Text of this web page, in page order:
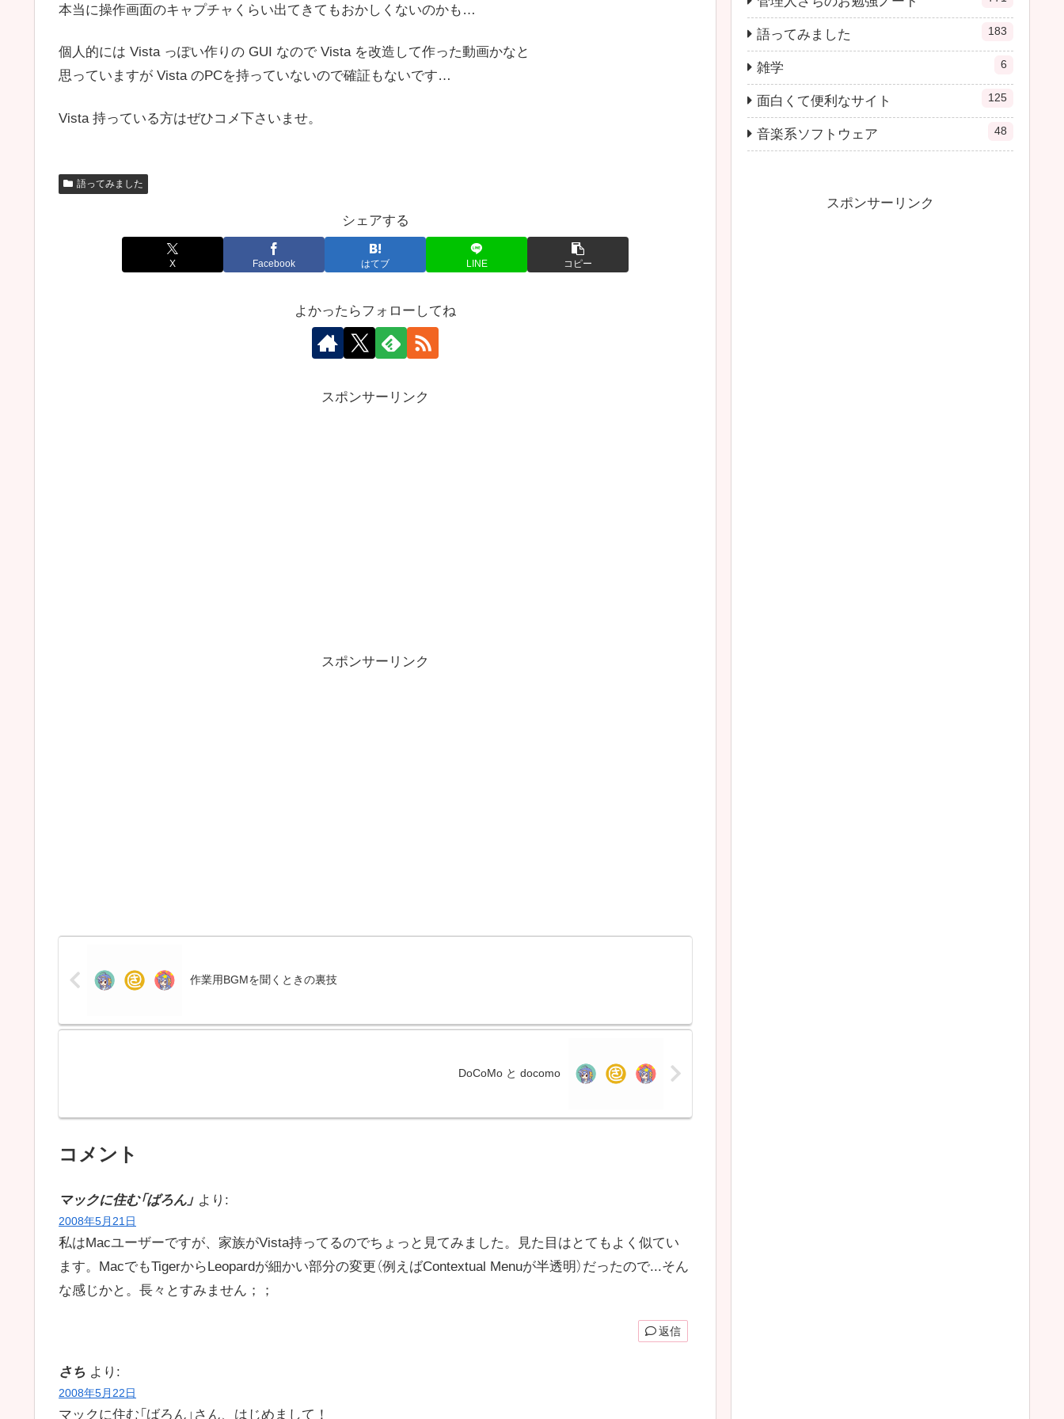
本当に操作画面のキャプチャくらい出てきてもおかしくないのかも…
個人的には Vista っぽい作りの GUI なので Vista を改造して作った動画かなと
思っていますが Vista のPCを持っていないので確証もないです…
Vista 持っている方はぜひコメ下さいませ。
語ってみました
シェアする
X Facebook はてブ LINE コピー
よかったらフォローしてね
スポンサーリンク
スポンサーリンク
作業用BGMを聞くときの裏技
DoCoMo と docomo
コメント
マックに住む「ばろん」 より:
2008年5月21日
私はMacユーザーですが、家族がVista持ってるのでちょっと見てみました。見た目はとてもよく似てい
ます。MacでもTigerからLeopardが細かい部分の変更（例えばContextual Menuが半透明）だったので...そん
な感じかと。長々とすみません；；
返信
さち より:
2008年5月22日
マックに住む「ばろん」さん、はじめまして！
語ってみました 183
雑学 6
面白くて便利なサイト 125
音楽系ソフトウェア 48
スポンサーリンク